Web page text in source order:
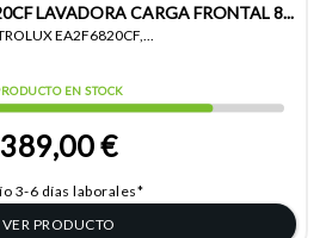
LAVADORA CARGA FRONTAL 8...
EA2F6820CF,...
EN STOCK
389,00 €
3-6 días laborales*
VER PRODUCTO